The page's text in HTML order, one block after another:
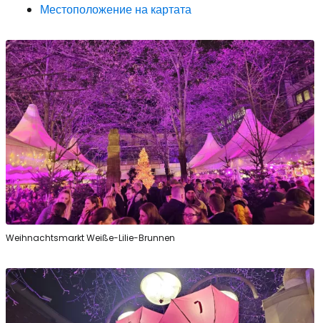
Местоположение на картата
Weihnachtsmarkt Weiße-Lilie-Brunnen